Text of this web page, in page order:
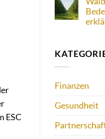
ESC
Finanzen
Gesundheit